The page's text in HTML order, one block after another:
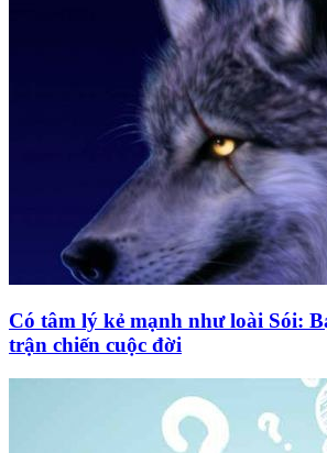
Có tâm lý kẻ mạnh như loài Sói:
trận chiến cuộc đời